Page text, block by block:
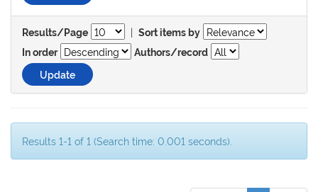
Results/Page | Sort items by
In order
Authors/record
Results 1-1 of 1 (Search time: 0.001 seconds).